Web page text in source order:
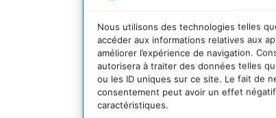
Nous utilisons des technologies telles
accéder aux informations relatives aux
améliorer l’expérience de navigation.
autorisera à traiter des données telles
ou les ID uniques sur ce site. Le fait de
consentement peut avoir un effet
caractéristiques.